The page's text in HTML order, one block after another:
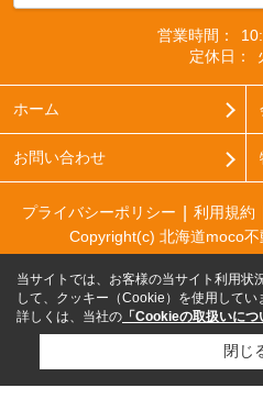
営業時間：
定休日：
ホーム
お問い合わせ
プライバシーポリシー 利用規約
Copyright(c) 北海道moco
当サイトでは、お客様の当サイト利用状
して、クッキー（Cookie）を使用してい
詳しくは、当社の 「Cookieの取扱いにつ
閉じ